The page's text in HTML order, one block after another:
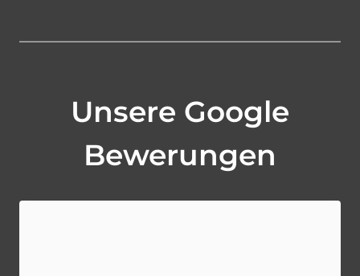
Unsere Google
Bewerungen